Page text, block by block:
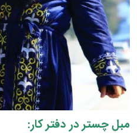
مبل چستر در دفتر کار: